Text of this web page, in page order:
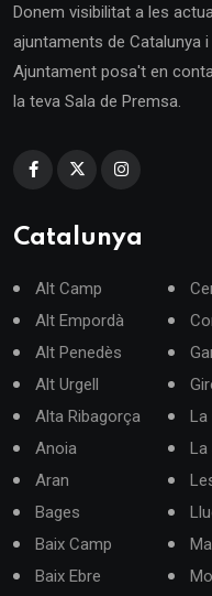
Donem visibilitat a les
ajuntaments de Catalunya
Ajuntament posa't en
la teva Sala de Premsa.
Catalunya
Alt Camp
Alt Empordà
Alt Penedès
Alt Urgell
Alta Ribagorça
Anoia
Aran
Bages
Baix Camp
Baix Ebre
La
La